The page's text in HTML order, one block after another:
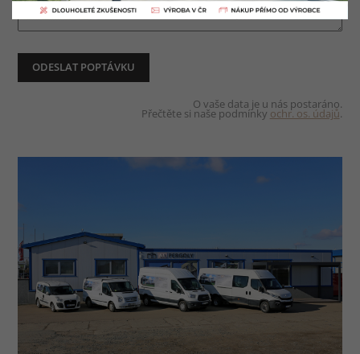
O vaše data je u nás postaráno.
Přečtěte si naše podmínky ochr. os. údajů.